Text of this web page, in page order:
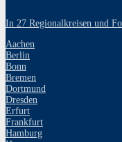
In 27 Regionalkreisen und
Aachen
Berlin
Bonn
Bremen
Dortmund
Dresden
Erfurt
Frankfurt
Hamburg